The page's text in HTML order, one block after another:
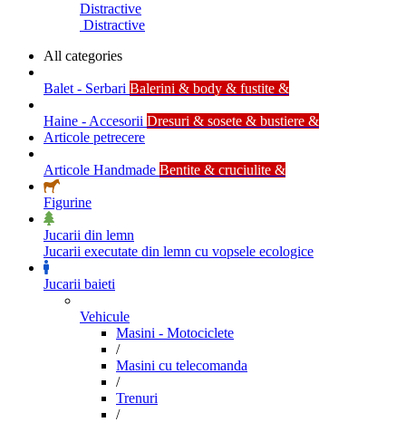
Distractive
Distractive
All categories
Balet - Serbari Balerini & body & fustite &
Haine - Accesorii Dresuri & sosete & bustiere &
Articole petrecere
Articole Handmade Bentite & cruciulite &
Figurine
Jucarii din lemn
Jucarii executate din lemn cu vopsele ecologice
Jucarii baieti
Vehicule
Masini - Motociclete
/
Masini cu telecomanda
/
Trenuri
/